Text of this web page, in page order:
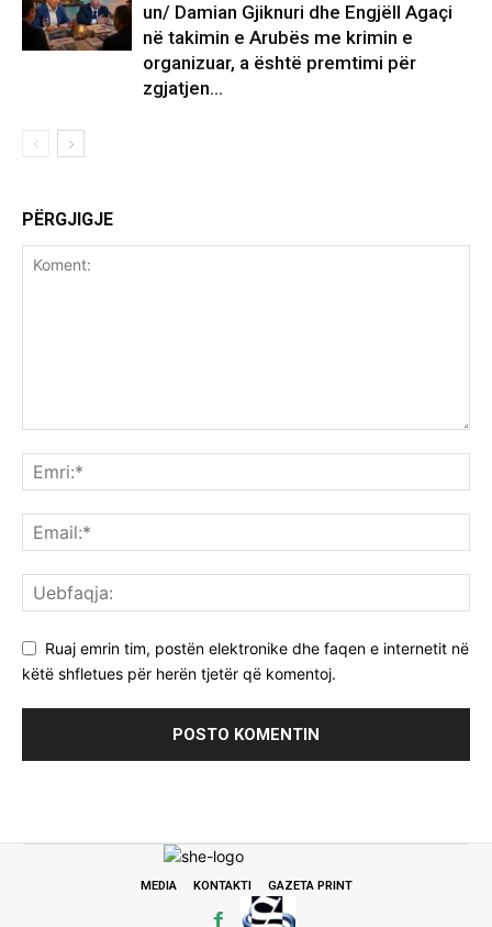
un/ Damian Gjiknuri dhe Engjëll Agaçi
në takimin e Arubës me krimin e
organizuar, a është premtimi për
zgjatjen...
PËRGJIGJE
Ruaj emrin tim, postën elektronike dhe faqen e internetit në
këtë shfletues për herën tjetër që komentoj.
MEDIA KONTAKTI GAZETA PRINT